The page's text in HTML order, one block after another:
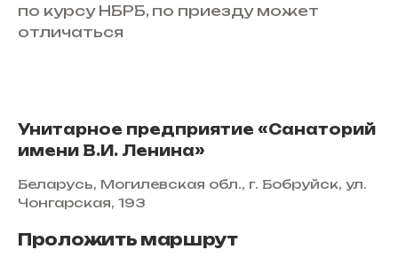
по курсу НБРБ, по приезду может
отличаться
Унитарное предприятие «Санаторий
имени В.И. Ленина»
Беларусь, Могилевская обл., г. Бобруйск, ул.
Чонгарская, 193
Проложить маршрут